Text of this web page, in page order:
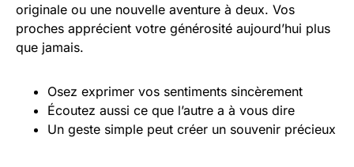
originale ou une nouvelle aventure à deux. Vos
proches apprécient votre générosité aujourd’hui plus
que jamais.
Osez exprimer vos sentiments sincèrement
Écoutez aussi ce que l’autre a à vous dire
Un geste simple peut créer un souvenir précieux